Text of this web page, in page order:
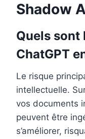
Shadow
Quels sont
ChatGPT
Le risque
intellectuelle.
vos documents
peuvent être
s’améliorer,